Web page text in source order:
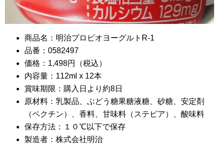
商品名：明治プロビオヨーグルトR-1
品番：0582497
価格：1,498円（税込）
内容量：112ml x 12本
賞味期限：購入日より約8日
原材料：乳製品、ぶどう糖果糖液糖、砂糖、安定剤
（ペクチン）、香料、甘味料（ステビア）、酸味料
保存方法：１０℃以下で保存
製造者：株式会社明治